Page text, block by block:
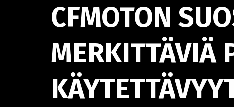
CFMOTON
MERKITTÄVIÄ